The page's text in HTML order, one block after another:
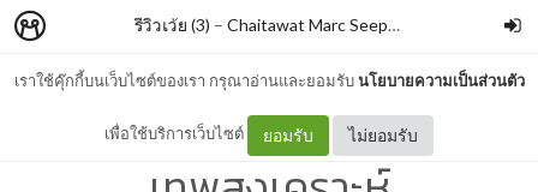
เราใช้คุ๊กกี้บนเว็บไซต์ของเรา กรุณาอ่านและยอมรับนโยบายความเป็นส่วนตัว
เพื่อใช้บริการเว็บไซต์ ยอมรับ ไม่ยอมรับ
รีวิวเว้ย (3) – Chaitawat Marc Seephongsai
เรดิโอสร้างชาติ By ศรัญญู